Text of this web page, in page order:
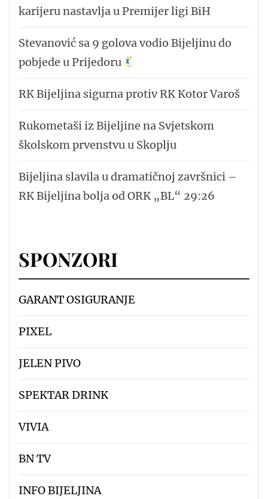
karijeru nastavlja u Premijer ligi BiH
Stevanović sa 9 golova vodio Bijeljinu do
pobjede u Prijedoru
RK Bijeljina sigurna protiv RK Kotor Varoš
Rukometaši iz Bijeljine na Svjetskom
školskom prvenstvu u Skoplju
Bijeljina slavila u dramatičnoj završnici –
RK Bijeljina bolja od ORK „BL“ 29:26
SPONZORI
GARANT OSIGURANJE
PIXEL
JELEN PIVO
SPEKTAR DRINK
VIVIA
BN TV
INFO BIJELJINA